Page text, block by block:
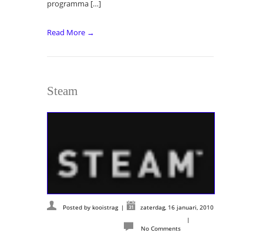
programma […]
Read More →
Steam
Posted by kooistrag |
zaterdag, 16 januari, 2010
|
No Comments